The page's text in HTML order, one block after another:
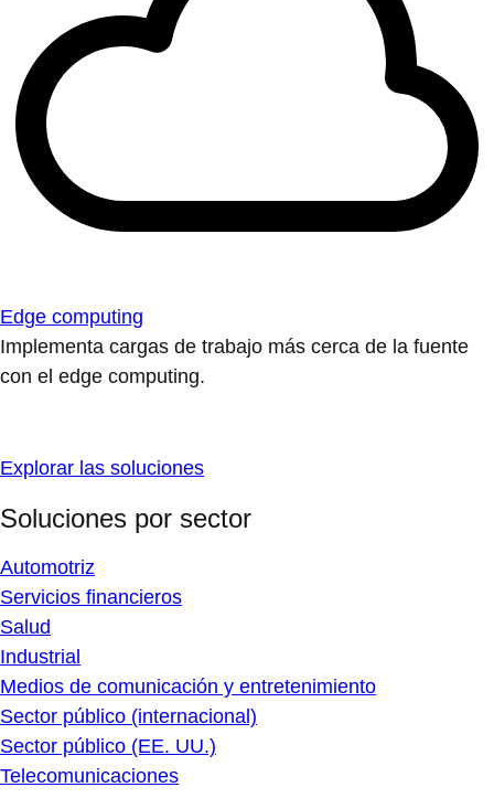
Edge computing
Implementa cargas de trabajo más cerca de la fuente
con el edge computing.
Explorar las soluciones
Soluciones por sector
Automotriz
Servicios financieros
Salud
Industrial
Medios de comunicación y entretenimiento
Sector público (internacional)
Sector público (EE. UU.)
Telecomunicaciones